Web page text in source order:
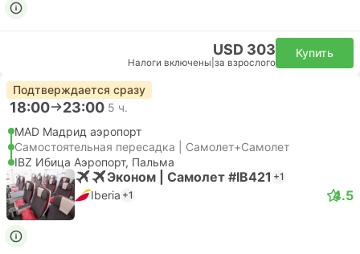
USD 303
Налоги включены за взрослого
Купить
Подтверждается сразу
18:00 23:00 5 ч.
MAD Мадрид аэропорт
Самостоятельная пересадка | Самолет+Самолет
IBZ Ибица Аэропорт, Пальма
Эконом | Самолет #IB421 +1
Iberia +1 4.5